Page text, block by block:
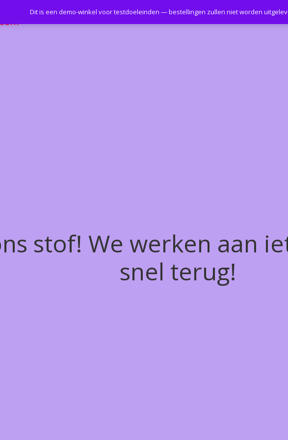
stof! We werken aan
snel terug!
Dit is een demo-winkel voor testdoeleinden — bestellingen zullen niet worden